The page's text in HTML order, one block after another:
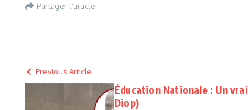
Partager l'article
Previous Article
Éducation Nationale : Un
Diop)